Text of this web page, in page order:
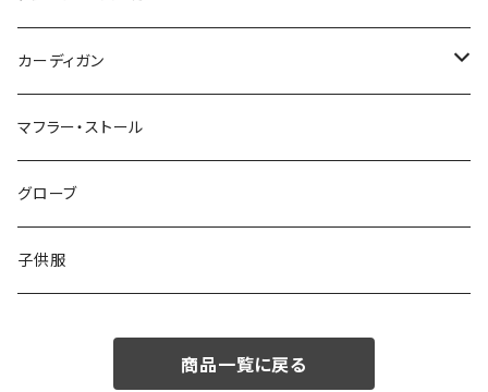
50/XL～
48/L
50/XL～
46/M
48/L
50/XL～
～44/S
46/M
48/L
50/XL～
カーディガン
～44/S
46/M
48/L
マフラー・ストール
グローブ
子供服
商品一覧に戻る